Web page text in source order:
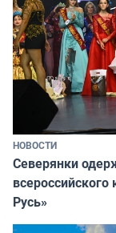
НОВОСТИ
Северянки
Русь»